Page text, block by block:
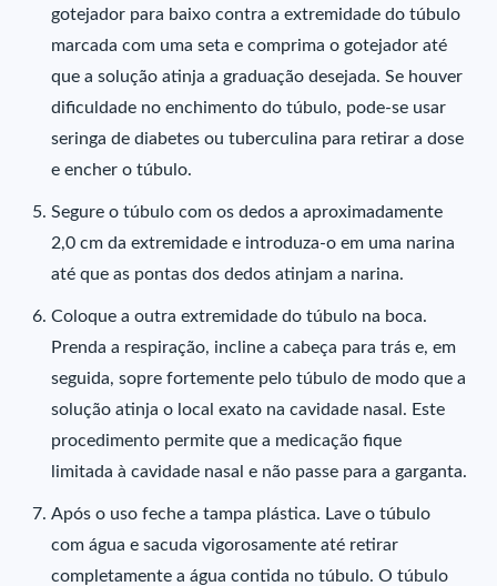
gotejador para baixo contra a extremidade do túbulo
marcada com uma seta e comprima o gotejador até
que a solução atinja a graduação desejada. Se houver
dificuldade no enchimento do túbulo, pode-se usar
seringa de diabetes ou tuberculina para retirar a dose
e encher o túbulo.
Segure o túbulo com os dedos a aproximadamente
2,0 cm da extremidade e introduza-o em uma narina
até que as pontas dos dedos atinjam a narina.
Coloque a outra extremidade do túbulo na boca.
Prenda a respiração, incline a cabeça para trás e, em
seguida, sopre fortemente pelo túbulo de modo que a
solução atinja o local exato na cavidade nasal. Este
procedimento permite que a medicação fique
limitada à cavidade nasal e não passe para a garganta.
Após o uso feche a tampa plástica. Lave o túbulo
com água e sacuda vigorosamente até retirar
completamente a água contida no túbulo. O túbulo